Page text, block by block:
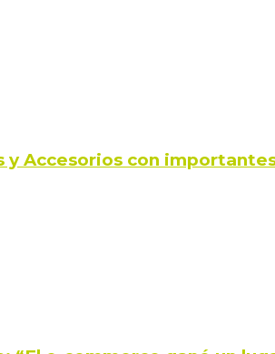
y Accesorios con